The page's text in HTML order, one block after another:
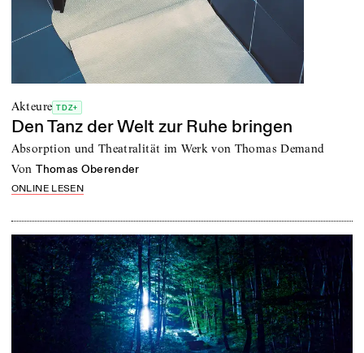
Akteure TDZ+
Den Tanz der Welt zur Ruhe bringen
Absorption und Theatralität im Werk von Thomas Demand
von Thomas Oberender
ONLINE LESEN